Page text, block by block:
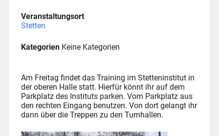
Veranstaltungsort
Stetten
KategorienKeine Kategorien
Am Freitag findet das Training im Stetteninstitut in
der oberen Halle statt. Hierfür könnt ihr auf dem
Parkplatz des Instituts parken. Vom Parkplatz aus
den rechten Eingang benutzen. Von dort gelangt ihr
dann über die Treppen zu den Turnhallen.